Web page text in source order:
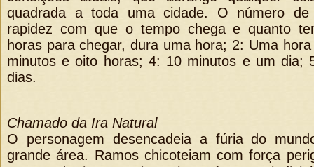
quadrada a toda uma cidade. O número
rapidez com que o tempo chega e quanto
horas para chegar, dura uma hora; 2: Uma
minutos e oito horas; 4: 10 minutos e um dia;
dias.
Chamado da Ira Natural
O personagem desencadeia a fúria do
grande área. Ramos chicoteiam com força